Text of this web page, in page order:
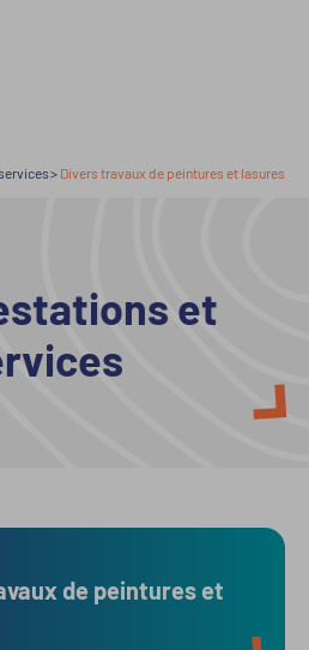
En cours :
Divers travaux de peintures et lasures
et
de peintures et